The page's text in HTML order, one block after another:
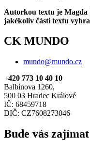
Autorkou textu je Magda
jakékoliv části textu
CK MUNDO
mundo@mundo.cz
+420 773 10 40 10
Balbínova 1260,
500 03 Hradec Králové
IČ: 68459718
DIČ: CZ7608273046
Bude vás zajímat